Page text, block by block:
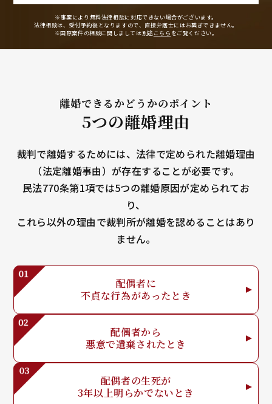
※事案により無料法律相談に対応できない場合がございます。
法律相談は、受付予約後となりますので、 直接弁護士にはお繋ぎできません。
※国際案件の相談に関しましては別途こちら をご覧ください。
離婚できるかどうかのポイント
5つの離婚理由
裁判で離婚するためには、法律で定められた離婚理由
（法定離婚事由）が存在することが必要です。
民法770条第1項では5つの離婚原因が定められてお
り、
これら以外の理由で裁判所が離婚を認めることはあり
ません。
配偶者に
不貞な行為があったとき
配偶者から
悪意で遺棄されたとき
配偶者の生死が
3年以上明らかでないとき